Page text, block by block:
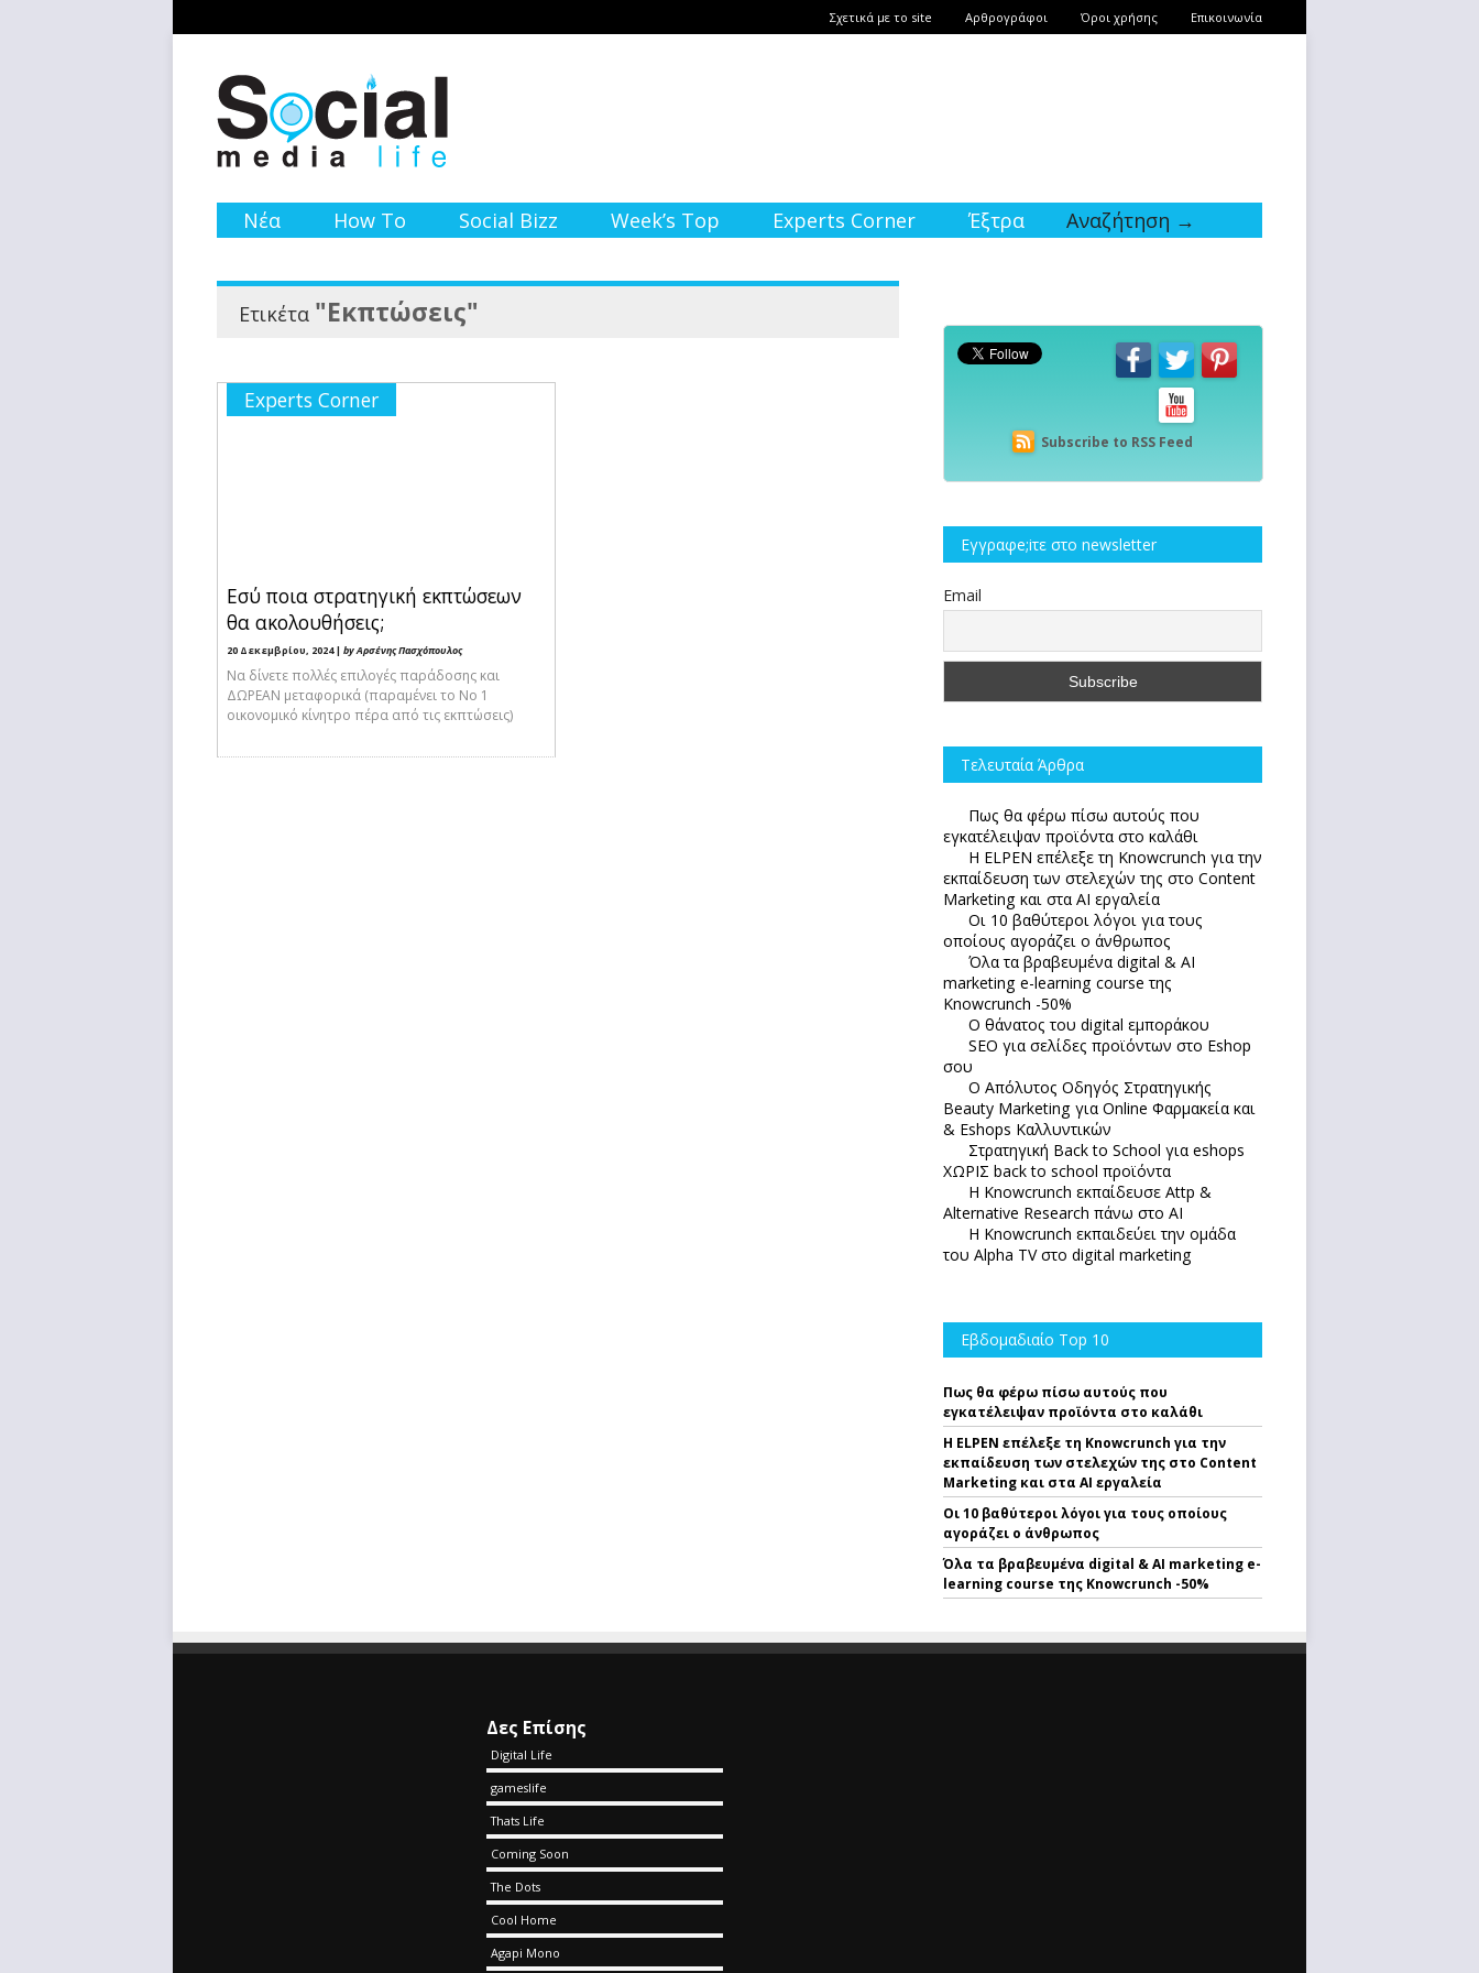
Σχετικά με το site Αρθρογράφοι Όροι χρήσης Επικοινωνία
Νέα How To Social Bizz Week’s Top Experts Corner Έξτρα Αναζήτηση →
Ετικέτα "Εκπτώσεις"
Experts Corner
Εσύ ποια στρατηγική εκπτώσεων
θα ακολουθήσεις;
20 Δεκεμβρίου, 2024 | by Αρσένης Πασχόπουλος
Να δίνετε πολλές επιλογές παράδοσης και
ΔΩΡΕΑΝ μεταφορικά (παραμένει το Νο 1
οικονομικό κίνητρο πέρα από τις εκπτώσεις)
Subscribe to RSS Feed
Εγγραφe;iτε στο newsletter
Email
Τελευταία Άρθρα
Πως θα φέρω πίσω αυτούς που
εγκατέλειψαν προϊόντα στο καλάθι
Η ELPEN επέλεξε τη Knowcrunch για την
εκπαίδευση των στελεχών της στο Content
Marketing και στα AI εργαλεία
Οι 10 βαθύτεροι λόγοι για τους
οποίους αγοράζει ο άνθρωπος
Όλα τα βραβευμένα digital & AI
marketing e-learning course της
Knowcrunch -50%
Ο θάνατος του digital εμποράκου
SEO για σελίδες προϊόντων στο Eshop
σου
Ο Απόλυτoς Οδηγός Στρατηγικής
Beauty Marketing για Online Φαρμακεία και
& Eshops Καλλυντικών
Στρατηγική Back to School για eshops
ΧΩΡΙΣ back to school προϊόντα
Η Knowcrunch εκπαίδευσε Attp &
Alternative Research πάνω στο ΑΙ
Η Knowcrunch εκπαιδεύει την ομάδα
του Alpha TV στο digital marketing
Εβδομαδιαίο Top 10
Πως θα φέρω πίσω αυτούς που
εγκατέλειψαν προϊόντα στο καλάθι
Η ELPEN επέλεξε τη Knowcrunch για την
εκπαίδευση των στελεχών της στο Content
Marketing και στα AI εργαλεία
Οι 10 βαθύτεροι λόγοι για τους οποίους
αγοράζει ο άνθρωπος
Όλα τα βραβευμένα digital & AI marketing e-
learning course της Knowcrunch -50%
Δες Επίσης
Digital Life
gameslife
Thats Life
Coming Soon
The Dots
Cool Home
Agapi Mono